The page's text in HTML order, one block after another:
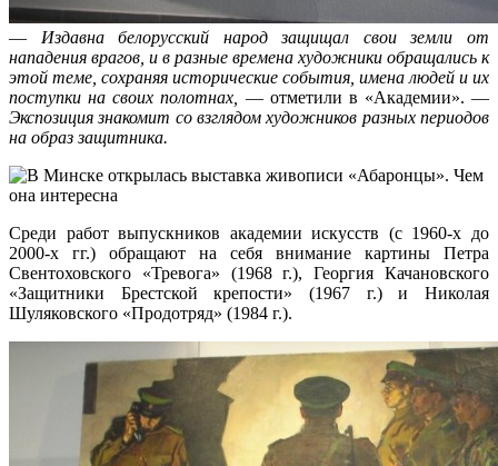
— Издавна белорусский народ защищал свои земли от
нападения врагов, и в разные времена художники обращались к
этой теме, сохраняя исторические события, имена людей и их
поступки на своих полотнах,
— отметили в «Академии». —
Экспозиция знакомит со взглядом художников разных периодов
на образ защитника.
Среди работ выпускников академии искусств (с 1960-х до
2000-х гг.) обращают на себя внимание картины Петра
Свентоховского «Тревога» (1968 г.), Георгия Качановского
«Защитники Брестской крепости» (1967 г.) и Николая
Шуляковского «Продотряд» (1984 г.).